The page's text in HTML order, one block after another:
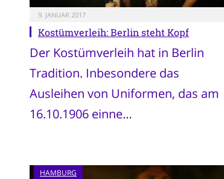
9. JANUAR 2017
Kostümverleih: Berlin steht Kopf
Der Kostümverleih hat in Berlin
Tradition. Inbesondere das
Ausleihen von Uniformen, das am
16.10.1906 einne…
HAMBURG